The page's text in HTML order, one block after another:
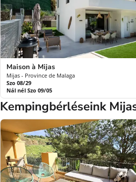
Maison à Mijas
Mijas - Province de Malaga
Szo 08/29
Nál nél Szo 09/05
Kempingbérléseink